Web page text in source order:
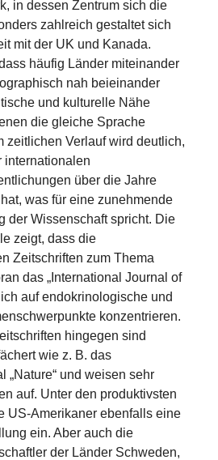
in dessen Zentrum sich die
zahlreich gestaltet sich
mit der UK und Kanada.
häufig Länder miteinander
nah beieinander
und kulturelle Nähe
die gleiche Sprache
zeitlichen Verlauf wird deutlich,
internationalen
über die Jahre
was für eine zunehmende
der Wissenschaft spricht. Die
zeigt, dass die
Zeitschriften zum Thema
das „International Journal of
auf endokrinologische und
konzentrieren.
hingegen sind
wie z. B. das
„Nature“ und weisen sehr
auf. Unter den produktivsten
US-Amerikaner ebenfalls eine
ein. Aber auch die
der Länder Schweden,